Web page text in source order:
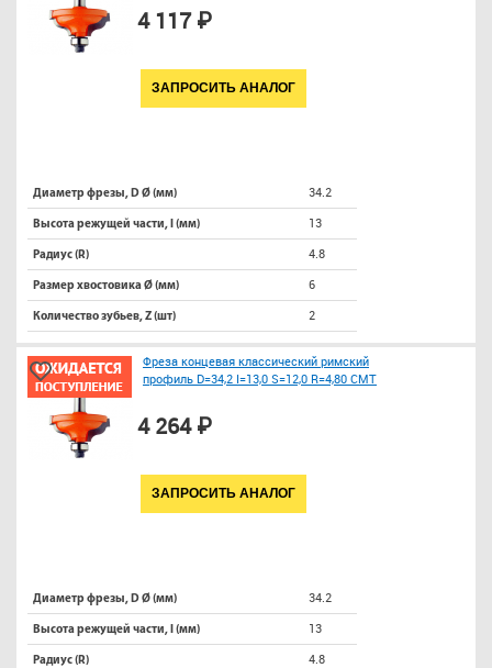
4 117 ₽
ЗАПРОСИТЬ АНАЛОГ
Диаметр фрезы, D Ø (мм) 34.2
Высота режущей части, l (мм) 13
Радиус (R) 4.8
Размер хвостовика Ø (мм) 6
Количество зубьев, Z (шт) 2
Фреза концевая классический римский
профиль D=34,2 I=13,0 S=12,0 R=4,80 CMT
4 264 ₽
ЗАПРОСИТЬ АНАЛОГ
Диаметр фрезы, D Ø (мм) 34.2
Высота режущей части, l (мм) 13
Радиус (R) 4.8